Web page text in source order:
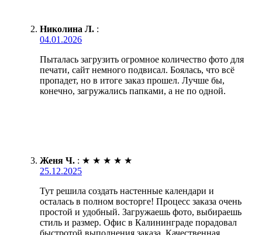
Николина Л. :
04.01.2026
Пыталась загрузить огромное количество фото для
печати, сайт немного подвисал. Боялась, что всё
пропадет, но в итоге заказ прошел. Лучше бы,
конечно, загружались папками, а не по одной.
Женя Ч. : ★ ★ ★ ★ ★
25.12.2025
Тут решила создать настенные календари и
осталась в полном восторге! Процесс заказа очень
простой и удобный. Загружаешь фото, выбираешь
стиль и размер. Офис в Калининграде порадовал